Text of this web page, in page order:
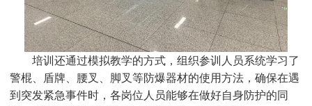
培训还通过模拟教学的方式，组织参训人员系统学习了
警棍、盾牌、腰叉、脚叉等防爆器材的使用方法，确保在遇
到突发紧急事件时，各岗位人员能够在做好自身防护的同